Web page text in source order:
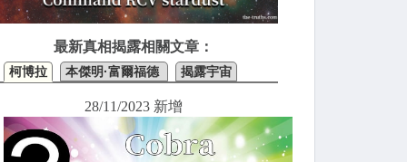
最新真相揭露相關文章：
柯博拉 本傑明·富爾福德 揭露宇宙
28/11/2023 新增